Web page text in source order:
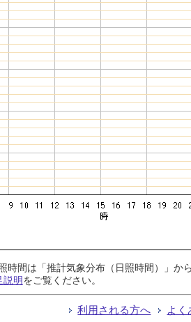
時間は「推計気象分布（日照時間）」
説明をご覧ください。
利用される方へ よく